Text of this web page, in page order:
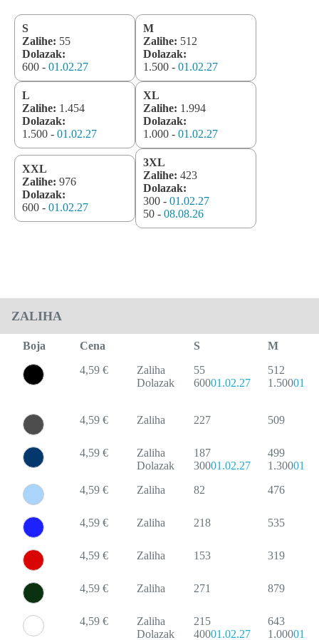
S
Zalihe: 55
Dolazak:
600 - 01.02.27
M
Zalihe: 512
Dolazak:
1.500 - 01.02.27
L
Zalihe: 1.454
Dolazak:
1.500 - 01.02.27
XL
Zalihe: 1.994
Dolazak:
1.000 - 01.02.27
XXL
Zalihe: 976
Dolazak:
600 - 01.02.27
3XL
Zalihe: 423
Dolazak:
300 - 01.02.27
50 - 08.08.26
ZALIHA
Boja Cena S
M
4,59 €
Zaliha
Dolazak
55
60001.02.27
512
1.500
4,59 € Zaliha 227 509
4,59 €
Zaliha
Dolazak
187
30001.02.27
499
1.300
4,59 €
Zaliha 82 476
4,59 € Zaliha 218 535
4,59 € Zaliha 153 319
4,59 € Zaliha 271 879
4,59 €
Zaliha
Dolazak
215
40001.02.27
643
1.000